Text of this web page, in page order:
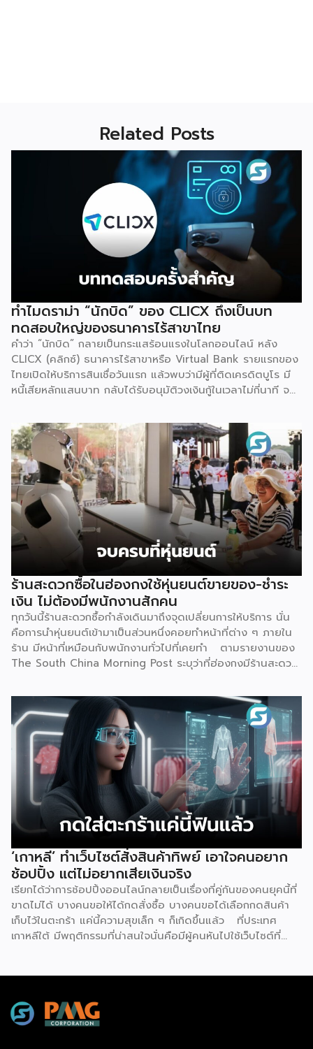
Related Posts
ทำไมดราม่า “นักบิด” ของ CLICX ถึงเป็นบท
ทดสอบใหญ่ของธนาคารไร้สาขาไทย
คำว่า “นักบิด” กลายเป็นกระแสร้อนแรงในโลกออนไลน์ หลัง
CLICX (คลิกซ์) ธนาคารไร้สาขาหรือ Virtual Bank รายแรกของ
ไทยเปิดให้บริการสินเชื่อวันแรก แล้วพบว่ามีผู้ที่ติดเครดิตบูโร มี
หนี้เสียหลักแสนบาท กลับได้รับอนุมัติวงเงินกู้ในเวลาไม่กี่นาที จน
ผู้สมัครที่มีประวัติการเงินดีบางรายกลับถูกระบบปฏิเสธ
เหตุการณ์นี้ไม่ใช่แค่ดราม่าบนโลกออนไลน์เท่านั้น แต่เป็นกรณี
ศึกษาที่สะท้อนธรรมชาติของโมเดลธุรกิจใหม่ที่กำลังจะเปลี่ยน
โครงสร้างการเงินไทย นั่นคือ Virtual Bank ซึ่งผู้ประกอบการ
SME ควรทำความเข้าใจให้ลึกกว่าพาดหัวข่าว เพราะทั้งโอกาส และ
ความเสี่ยงที่เกิดขึ้นล้วนเกี่ยวข้องกับการเข้าถึงแหล่งทุนของธุรกิจ
รายย่อยโดยตรง ก่อนอื่นมาทำความเข้าใจกันก่อนว่า Virtual
Bank คืออะไร ต่างจากธนาคารเดิมตรงไหน คำตอบเรื่องนี้
อธิบายให้เข้าใจว่านี่ คือธนาคารที่ได้รับใบอนุญาตเต็มรูปแบบจาก
ธนาคารแห่งประเทศไทย (ธปท.) เหมือนธนาคารพาณิชย์ทั่วไปทุก
ประการ ต่างกันที่ไม่มีหน้าสาขาให้เดินเข้าไปทำธุรกรรม ทุกอย่าง
ตั้งแต่เปิดบัญชี ฝาก-ถอน โอนเงิน ไปจนถึงขอสินเชื่อ จะทำผ่าน
แอปพลิเคชันทั้งหมด จุดนี้คือสิ่งที่ทำให้ Virtual Bank ต่าง
จาก Mobile Banking ของธนาคารทั่วไปที่เราคุ้นเคย เพราะ
Mobile […]
ร้านสะดวกซื้อในฮ่องกงใช้หุ่นยนต์ขายของ-ชำระ
เงิน ไม่ต้องมีพนักงานสักคน
ทุกวันนี้ร้านสะดวกซื้อกำลังเดินมาถึงจุดเปลี่ยนการให้บริการ นั่น
คือการนำหุ่นยนต์เข้ามาเป็นส่วนหนึ่งคอยทำหน้าที่ต่าง ๆ ภายใน
ร้าน มีหน้าที่เหมือนกับพนักงานทั่วไปที่เคยทำ ตามรายงานของ
The South China Morning Post ระบุว่าที่ฮ่องกงมีร้านสะดวก
แปลกใหม่ด้วยการใช้หุ่นยนต์ฮิวมานอยด์เพียงตัวเดียวเป็นผู้
ควบคุมทุกอย่าง ซึ่งร้านแห่งนี้ตั้งอยู่ริมน้ำหงฮอม เปิดให้บริการ
ตลอด 24 ชั่วโมง แน่นอนว่าความพิเศษอยู่ที่การบริหารจัดการ
โดย “Xiao Gai” หุ่นยนต์ที่ถูกสร้างจากบริษัท Galbot ซึ่งเป็น
บริษัทด้านปัญญาประดิษฐ์ (AI) และหุ่นยนต์ในปักกิ่ง ด้วยความ
สูง 5 ฟุต 6 นิ้ว จึงทำหน้าที่ได้อย่างหลากหลาย ไม่ว่าจะเป็น การ
จัดเรียงสินค้าบนชั้นวาง, หยิบสินค้า และให้บริการลูกค้าเรื่องของ
การชำระเงิน ตามรายงานของ Galbot ระบุว่า “Xiao Gai”
สามารถสนทนากับลูกค้า, พูดคุยได้หลายภาษา, จำหน่ายสินค้าทุก
อย่าง ตั้งแต่ขนมขบเคี้ยวไปจนถึงยาที่หาซื้อได้ทั่วไป โดยความ
แปลกใหม่ของร้านค้าแห่งนี้คาดการณ์ว่าจะช่วยเพิ่มจำนวนผู้คน
สัญจรไป-มาในพื้นที่มากถึง 40% พร้อมกับตั้งเป้าวางแผนที่จะ
เปิดร้านค้าขนาดเล็กที่บริหารจัดการด้วยหุ่นยนต์อีก 100 แห่ง ใน
[…]
‘เกาหลี’ ทำเว็บไซต์สั่งสินค้าทิพย์ เอาใจคนอยาก
ช้อปปิ้ง แต่ไม่อยากเสียเงินจริง
เรียกได้ว่าการช้อปปิ้งออนไลน์กลายเป็นเรื่องที่คู่กันของคนยุคนี้ที่
ขาดไม่ได้ บางคนขอให้ได้กดสั่งซื้อ บางคนขอได้เลือกกดสินค้า
เก็บไว้ในตะกร้า แค่นี้ความสุขเล็ก ๆ ก็เกิดขึ้นแล้ว ที่ประเทศ
เกาหลีใต้ มีพฤติกรรมที่น่าสนใจนั่นคือมีผู้คนหันไปใช้เว็บไซต์ที่
ที่พัฒนามากที่สุดเช่นกัน แม้ว่าตัวเลขการค้าออนไลน์ยังคง
แข็งแกร่ง แต่อีกด้านหนึ่งกลับพบว่ากลุ่มเยาวชนเกาหลีใต้ หันไปใช้